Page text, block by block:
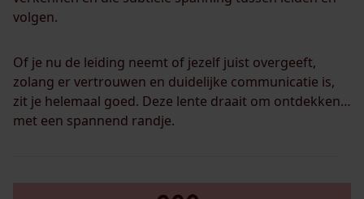
volgen.
Of je nu de leiding neemt of jezelf juist overgeeft,
zolang er vertrouwen en duidelijke communicatie is,
zit je helemaal goed. Deze lente draait om ontdekken…
met een spannend randje.